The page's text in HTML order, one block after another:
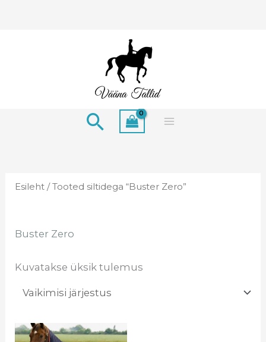
Search
Esileht / Tooted siltidega “Buster Zero”
Buster Zero
Kuvatakse üksik tulemus
Sellel